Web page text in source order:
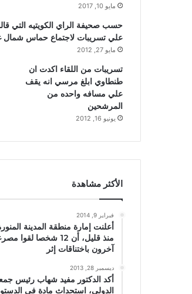
مايو 10, 2017
حسب صحيفة الراي الكويتيه التي
علي تسريبات لاجتماع حماس شمال
مايو 27, 2012
تسريبات من اللقاء اكدت ان
طنطاوي ابلغ مرسي انه يقف
علي مسافه واحده من
المرشحين
يونيو 16, 2012
الأكثر مشاهدة
فبراير 9, 2014
أعلنت إمارة منطقة المدينة
آخرون باختناقات إثر
ديسمبر 28, 2013
أكد الدكتور مفيد شهاب رئيس
الدولى، استحداث مادة فى